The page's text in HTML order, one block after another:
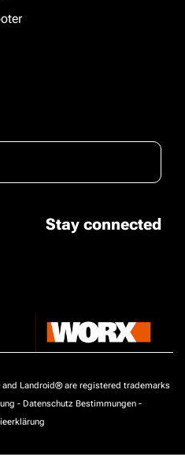
Stay connected
Landroid® are registered trademarks
- Datenschutz Bestimmungen -